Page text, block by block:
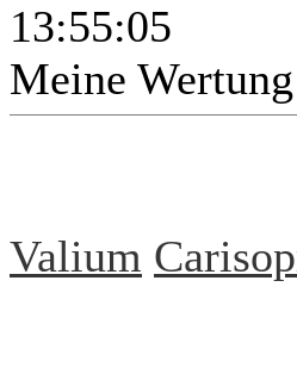
13:55:05
Meine
Valium